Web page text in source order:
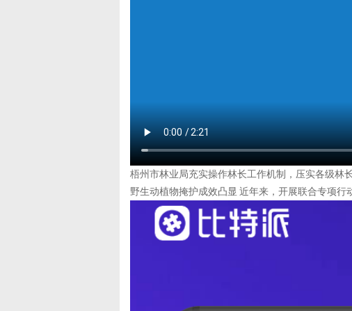
梧州市林业局充实操作林长工作机制，压实各级林
野生动植物掩护成效凸显 近年来，开展联合专项行